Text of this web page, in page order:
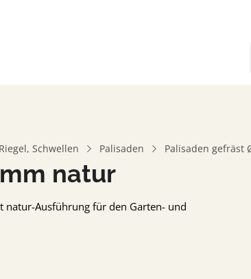
Schwellen Palisaden Palisaden gefräst
natur
Ausführung für den Garten- und